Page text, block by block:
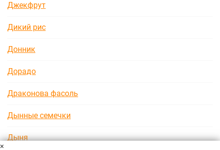
Джекфрут
Дикий рис
Донник
Дорадо
Драконова фасоль
Дынные семечки
Дыня
×